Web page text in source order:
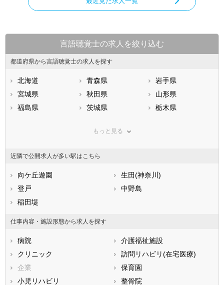
言語聴覚士の求人を絞り込む
都道府県から言語聴覚士の求人を探す
北海道 青森県
岩手県
宮城県
秋田県
山形県
福島県
茨城県
栃木県
神奈川県
石川県
福井県
静岡県
三重県
滋賀県
兵庫県
香川県
高知県
福岡県
長崎県
熊本県
鹿児島県
もっと見る
近隣で公開求人が多い駅はこちら
向ケ丘遊園
生田(神奈川)
登戸
中野島
稲田堤
仕事内容・施設形態から求人を探す
病院
介護福祉施設
クリニック
訪問リハビリ(在宅医療)
企業
保育園
小児リハビリ
整骨院